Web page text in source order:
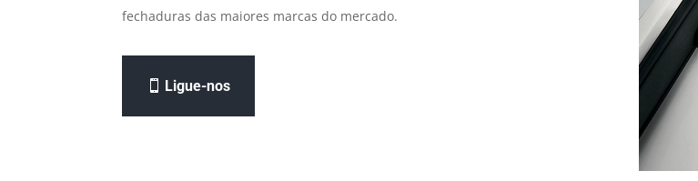
fechaduras das maiores marcas do mercado.
Ligue-nos